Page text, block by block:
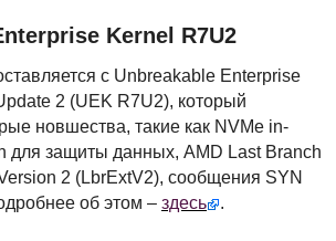
Kernel R7U2
с Unbreakable Enterprise
2 (UEK R7U2), который
новшества, такие как NVMe in-
для защиты данных, AMD Last Branch
2 (LbrExtV2), сообщения SYN
об этом – здесь .